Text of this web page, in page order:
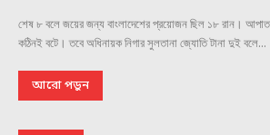
শেষ ৮ বলে জয়ের জন্য বাংলাদেশের প্রয়োজন ছিল ১৮ রান।
কঠিনই বটে। তবে অধিনায়ক নিগার সুলতানা জ্যোতি টানা দুই বলে...
আরো পড়ুন